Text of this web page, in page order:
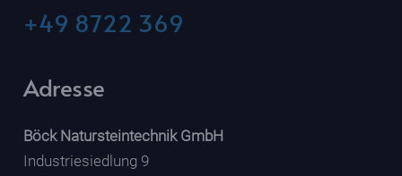
+49 8722 369
Adresse
Böck Natursteintechnik GmbH
Industriesiedlung 9